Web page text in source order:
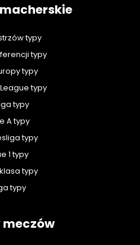
typy
typy
typy
typy
typy
A typy
typy
1 typy
typy
typy